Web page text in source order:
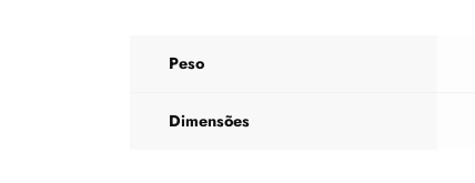
Peso
Dimensões